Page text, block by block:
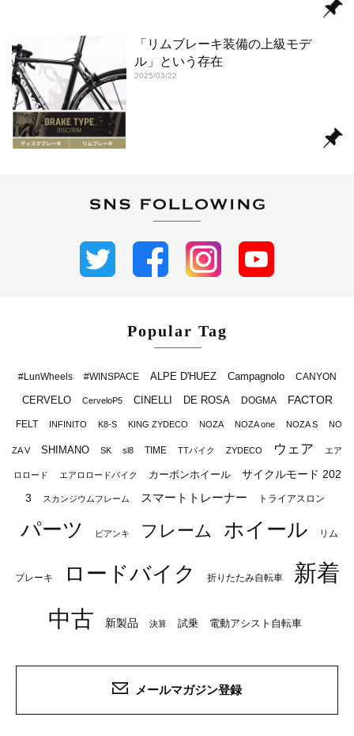
「リムブレーキ装備の上級モデ
ル」という存在
2025/03/22
Popular Tag
#LunWheels #WINSPACE ALPE D'HUEZ Campagnolo CANYON
CERVELO CerveloP5 CINELLI DE ROSA DOGMA FACTOR
FELT INFINITO K8-S KING ZYDECO NOZA NOZA one NOZA S NO
ZA V SHIMANO SK sl8 TIME TTバイク ZYDECO ウェア エア
ロロード エアロロードバイク カーボンホイール
サイクルモード 202
3
スカンジウムフレーム スマートトレーナー トライアスロン
パーツ ビアンキ フレーム ホイール リム
ブレーキ ロードバイク 折りたたみ自転車
新着
中古
新製品 決算 試乗 電動アシスト自転車
メールマガジン登録